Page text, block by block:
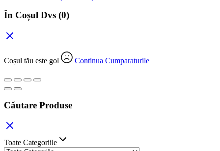
În Coșul Dvs (0)
Coșul tău este gol Continua Cumparaturile
Căutare Produse
Toate Categoriile